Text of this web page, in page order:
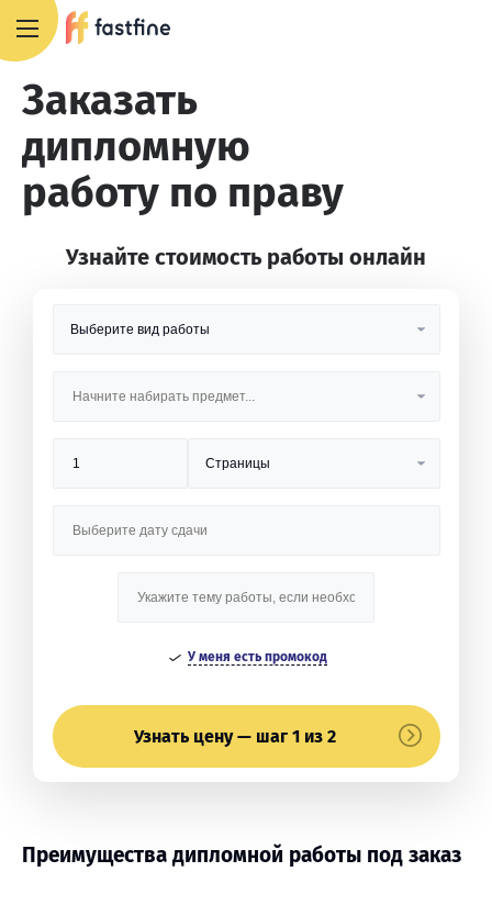
Заказать
дипломную
работу по праву
Узнайте стоимость работы онлайн
У меня есть промокод
Узнать цену — шаг 1 из 2
Преимущества дипломной работы под заказ